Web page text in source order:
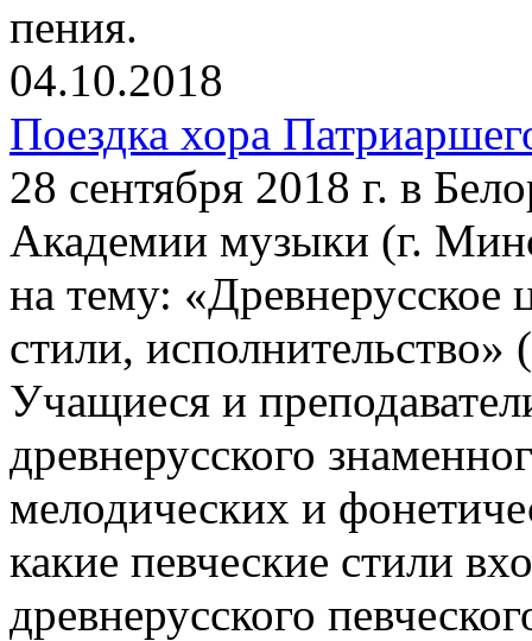
пения.
04.10.2018
Поездка хора
28 сентября 2018 г. в
Академии музыки (г.
на тему: «Древнерусское
стили,
Учащиеся и
древнерусского
мелодических и
какие певческие стили
древнерусского